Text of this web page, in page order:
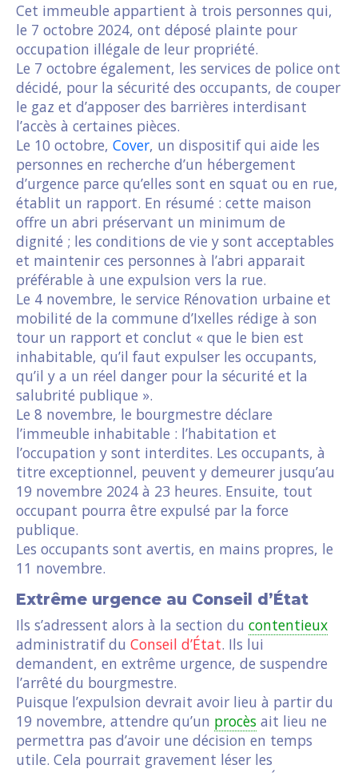
Cet immeuble appartient à trois personnes qui,
le 7 octobre 2024, ont déposé plainte pour
occupation illégale de leur propriété.
Le 7 octobre également, les services de police ont
décidé, pour la sécurité des occupants, de couper
le gaz et d’apposer des barrières interdisant
l’accès à certaines pièces.
Le 10 octobre, Cover, un dispositif qui aide les
personnes en recherche d’un hébergement
d’urgence parce qu’elles sont en squat ou en rue,
établit un rapport. En résumé : cette maison
offre un abri préservant un minimum de
dignité ; les conditions de vie y sont acceptables
et maintenir ces personnes à l’abri apparait
préférable à une expulsion vers la rue.
Le 4 novembre, le service Rénovation urbaine et
mobilité de la commune d’Ixelles rédige à son
tour un rapport et conclut « que le bien est
inhabitable, qu’il faut expulser les occupants,
qu’il y a un réel danger pour la sécurité et la
salubrité publique ».
Le 8 novembre, le bourgmestre déclare
l’immeuble inhabitable : l’habitation et
l’occupation y sont interdites. Les occupants, à
titre exceptionnel, peuvent y demeurer jusqu’au
19 novembre 2024 à 23 heures. Ensuite, tout
occupant pourra être expulsé par la force
publique.
Les occupants sont avertis, en mains propres, le
11 novembre.
Extrême urgence au Conseil d’État
Ils s’adressent alors à la section du contentieux
administratif du Conseil d’État. Ils lui
demandent, en extrême urgence, de suspendre
l’arrêté du bourgmestre.
Puisque l’expulsion devrait avoir lieu à partir du
19 novembre, attendre qu’un procès ait lieu ne
permettra pas d’avoir une décision en temps
utile. Cela pourrait gravement léser les